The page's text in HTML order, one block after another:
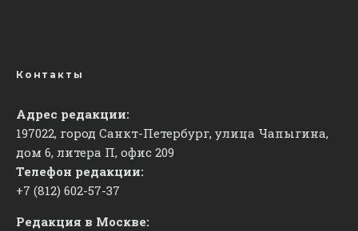
Контакты
Адрес редакции:
197022, город Санкт-Петербург, улица Чапыгина,
дом 6, литера П, офис 209
Телефон редакции:
+7 (812) 602-57-37
Редакция в Москве: